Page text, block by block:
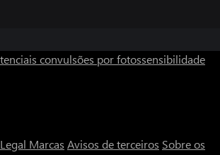
convulsões por fotossensibilidade
Marcas Avisos de terceiros Sobre os